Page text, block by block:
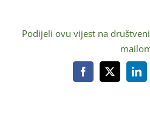
Podijeli ovu vijest na
Facebook
X